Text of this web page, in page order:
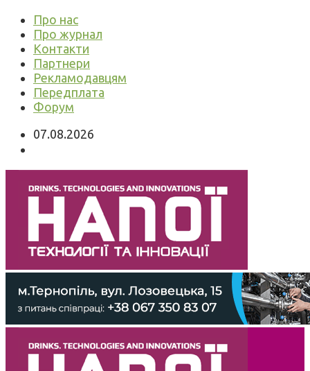
Про нас
Про журнал
Контакти
Партнери
Рекламодавцям
Передплата
Форум
07.08.2026